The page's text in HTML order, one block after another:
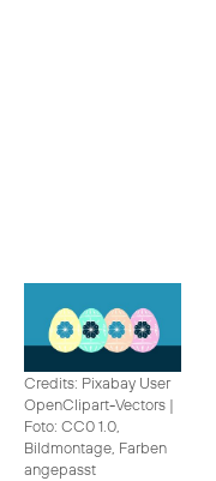
Credits: Pixabay User
OpenClipart-Vectors |
Foto: CC0 1.0,
Bildmontage, Farben
angepasst